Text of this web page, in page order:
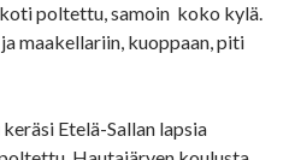
poltettu, samoin koko kylä.
maakellariin, kuoppaan, piti
Etelä-Sallan lapsia